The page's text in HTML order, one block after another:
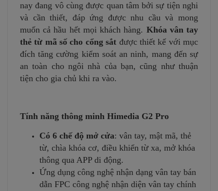
nay đang vô cùng được quan tâm bởi sự tiện nghi
và cần thiết, đáp ứng được nhu cầu và mong
muốn cả hầu hết mọi khách hàng. Khóa vân tay
thẻ từ mã số cho cổng sắt được thiết kế với mục
đích tăng cường kiểm soát an ninh, mang đến sự
an toàn cho ngôi nhà của bạn, cũng như thuận
tiện cho gia chủ khi ra vào.
Tính năng thông minh Himedia G2 Pro
Có 6 chế độ mở cửa: vân tay, mật mã, thẻ
từ, chìa khóa cơ, điều khiển từ xa, mở khóa
thông qua APP di động.
Ứng dụng công nghệ nhận dạng vân tay bán
dẫn FPC công nghệ nhận diện vân tay chính